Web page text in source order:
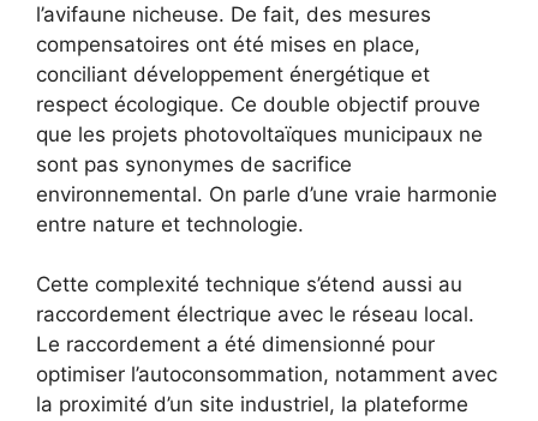
l’avifaune nicheuse. De fait, des mesures
compensatoires ont été mises en place,
conciliant développement énergétique et
respect écologique. Ce double objectif prouve
que les projets photovoltaïques municipaux ne
sont pas synonymes de sacrifice
environnemental. On parle d’une vraie harmonie
entre nature et technologie.
Cette complexité technique s’étend aussi au
raccordement électrique avec le réseau local.
Le raccordement a été dimensionné pour
optimiser l’autoconsommation, notamment avec
la proximité d’un site industriel, la plateforme